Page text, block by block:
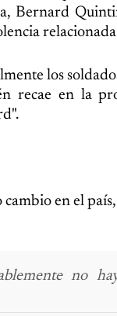
Bernard
los
recae en la
en el
no